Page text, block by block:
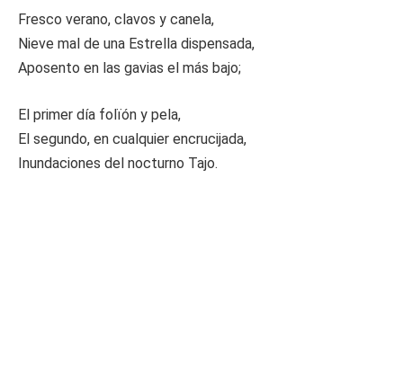
Fresco verano, clavos y canela,
Nieve mal de una Estrella dispensada,
Aposento en las gavias el más bajo;
El primer día folïón y pela,
El segundo, en cualquier encrucijada,
Inundaciones del nocturno Tajo.